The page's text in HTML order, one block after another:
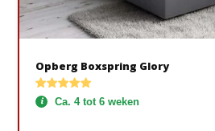
Opberg Boxspring Glory
Ca. 4 tot 6 weken